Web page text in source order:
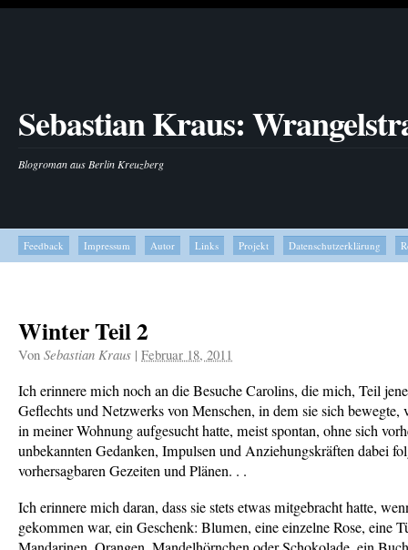
Sebastian Kraus:
Blogroman aus Berlin Kreuzberg
Feedback Impressum Autor Links Projekt Datenschutzerklärung
Winter Teil 2
Von Sebastian Kraus | Februar 18, 2011
Ich erinnere mich noch an die Besuche Carolins, die mich, Teil
Geflechts und Netzwerks von Menschen, in dem sie sich bewegte,
in meiner Wohnung aufgesucht hatte, meist spontan, ohne sich
unbekannten Gedanken, Impulsen und Anziehungskräften dabei
vorhersagbaren Gezeiten und Plänen. . .
Ich erinnere mich daran, dass sie stets etwas mitgebracht hatte,
gekommen war, ein Geschenk: Blumen, eine einzelne Rose, eine